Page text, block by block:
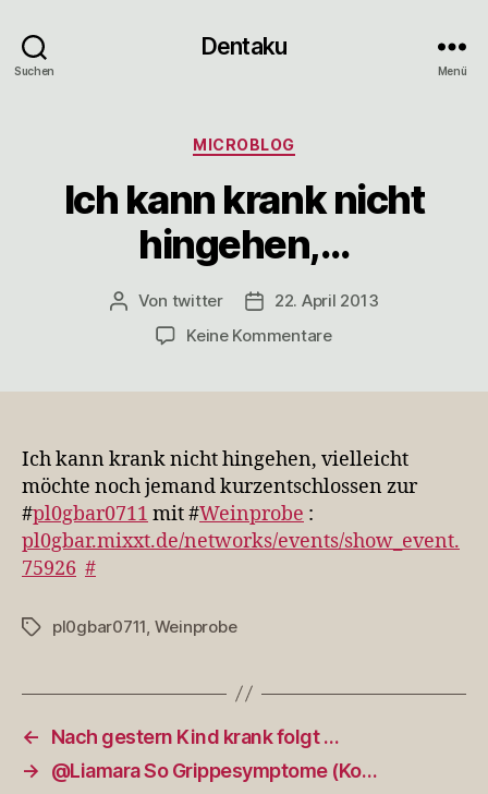
Suchen
Dentaku
Menü
Kategorien
MICROBLOG
Ich kann krank nicht
hingehen,…
Beitragsautor
Von twitter Veröffentlichungsdatum
22. April 2013
Keine Kommentarezu
hingehen,
…
Ich kann krank nicht hingehen, vielleicht
möchte noch jemand kurzentschlossen zur
#pl0gbar0711 mit #Weinprobe :
pl0gbar.mixxt.de/networks/events/show_event.
75926 #
Schlagwörter
pl0gbar0711 Weinprobe
←
Nach gestern Kind krank folgt …
→
@Liamara So Grippesymptome (Ko…